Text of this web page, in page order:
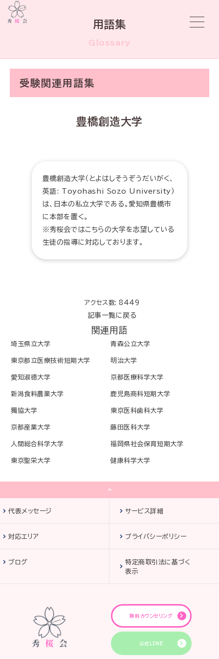
用語集
Glossary
受験関連用語集
豊橋創造大学
豊橋創造大学（とよはしそうぞうだいがく、
英語: Toyohashi Sozo University）
は、日本の私立大学である。愛知県豊橋市
に本部を置く。
※秀桜会ではこちらの大学を志望している
生徒の指導に対応しております。
アクセス数: 8449
記事一覧に戻る
関連用語
埼玉県立大学 青森公立大学
東京都立医療技術短期大学 明治大学
愛知淑徳大学 京都医療科学大学
新潟食料農業大学 鹿児島商科短期大学
獨協大学 東京医科歯科大学
京都産業大学 藤田医科大学
人間総合科学大学 福岡県社会保育短期大学
東京聖栄大学 健康科学大学
代表メッセージ サービス詳細
対応エリア プライバシーポリシー
ブログ
特定商取引法に基づく
表示
無料カウンセリング
公式LINE